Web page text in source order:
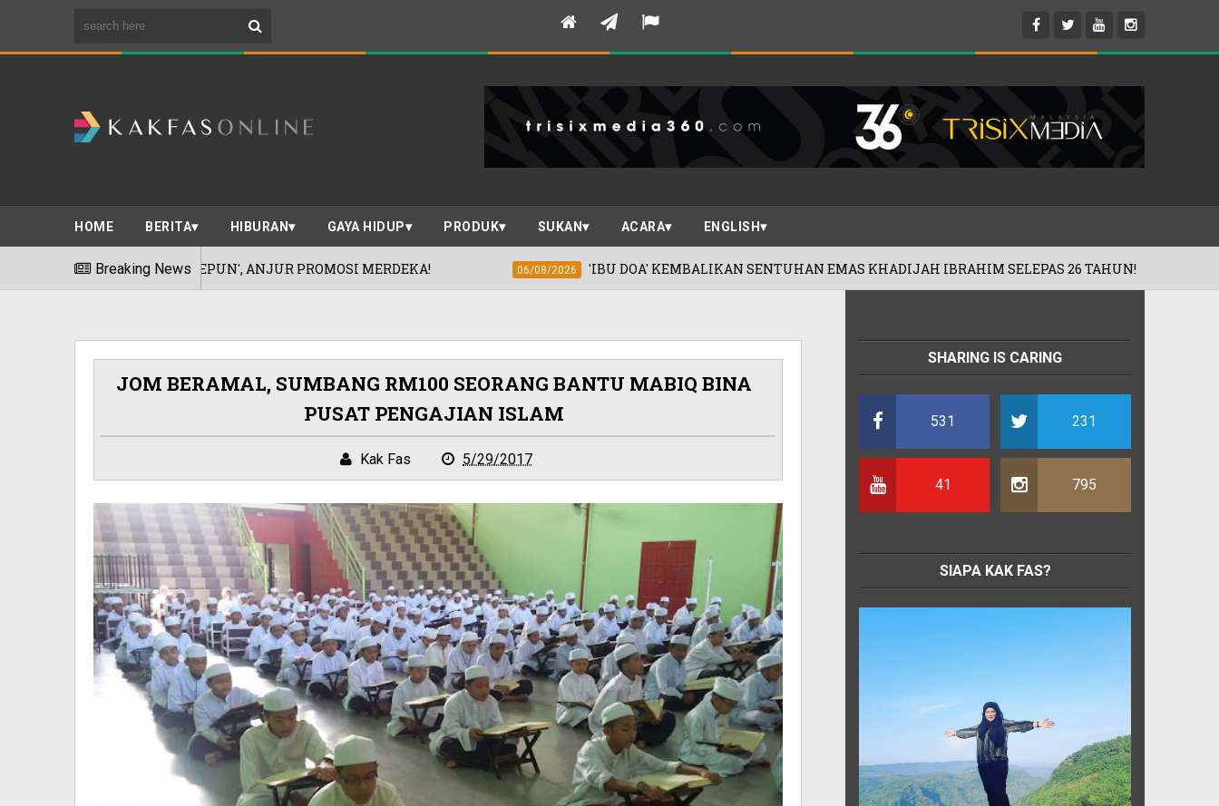
HOME BERITA HIBURAN GAYA HIDUP PRODUK SUKAN ACARA ENGLISH
Breaking News
JEPUN', ANJUR PROMOSI MERDEKA! 06/08/2026 'IBU DOA' KEMBALIKAN SENTUHAN EMAS KHADIJAH IBRAHIM SELEPAS 26 TAHUN! 01/08/2026
JOM BERAMAL, SUMBANG RM100 SEORANG BANTU MABIQ BINA
PUSAT PENGAJIAN ISLAM
Kak Fas 5/29/2017
SHARING IS CARING
531 231
41 795
SIAPA KAK FAS?